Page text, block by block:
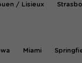
/ Lisieux
Miami